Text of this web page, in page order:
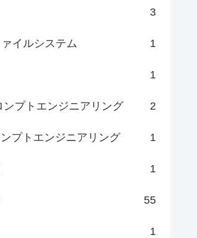
3
イルシステム 1
1
ンプトエンジニアリング 2
プトエンジニアリング 1
1
55
1